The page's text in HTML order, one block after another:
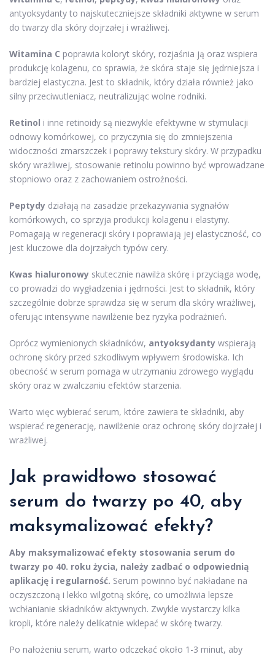
antyoksydanty to najskuteczniejsze składniki aktywne w serum
do twarzy dla skóry dojrzałej i wrażliwej.
Witamina C poprawia koloryt skóry, rozjaśnia ją oraz wspiera
produkcję kolagenu, co sprawia, że skóra staje się jędrniejsza i
bardziej elastyczna. Jest to składnik, który działa również jako
silny przeciwutleniacz, neutralizując wolne rodniki.
Retinol i inne retinoidy są niezwykle efektywne w stymulacji
odnowy komórkowej, co przyczynia się do zmniejszenia
widoczności zmarszczek i poprawy tekstury skóry. W przypadku
skóry wrażliwej, stosowanie retinolu powinno być wprowadzane
stopniowo oraz z zachowaniem ostrożności.
Peptydy działają na zasadzie przekazywania sygnałów
komórkowych, co sprzyja produkcji kolagenu i elastyny.
Pomagają w regeneracji skóry i poprawiają jej elastyczność, co
jest kluczowe dla dojrzałych typów cery.
Kwas hialuronowy skutecznie nawilża skórę i przyciąga wodę,
co prowadzi do wygładzenia i jędrności. Jest to składnik, który
szczególnie dobrze sprawdza się w serum dla skóry wrażliwej,
oferując intensywne nawilżenie bez ryzyka podrażnień.
Oprócz wymienionych składników, antyoksydanty wspierają
ochronę skóry przed szkodliwym wpływem środowiska. Ich
obecność w serum pomaga w utrzymaniu zdrowego wyglądu
skóry oraz w zwalczaniu efektów starzenia.
Warto więc wybierać serum, które zawiera te składniki, aby
wspierać regenerację, nawilżenie oraz ochronę skóry dojrzałej i
wrażliwej.
Jak prawidłowo stosować
serum do twarzy po 40, aby
maksymalizować efekty?
Aby maksymalizować efekty stosowania serum do
twarzy po 40. roku życia, należy zadbać o odpowiednią
aplikację i regularność. Serum powinno być nakładane na
oczyszczoną i lekko wilgotną skórę, co umożliwia lepsze
wchłanianie składników aktywnych. Zwykle wystarczy kilka
kropli, które należy delikatnie wklepać w skórę twarzy.
Po nałożeniu serum, warto odczekać około 1-3 minut, aby